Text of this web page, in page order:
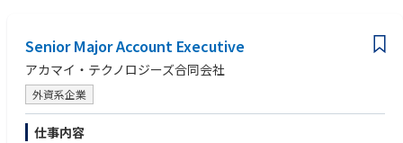
・顧客と緊密に連携してニーズを把握し、目標を達成するためのカスタマ
イズ・ソリューションを作成する。
・調達、ロジスティクス、オペレーション、データ分析各分野において、
キャッシュ、回復力、
成長性の加速的かつ持続可能な改善を実現することでプロジェクト目標
を達成する
Senior Major Account Executive
アカマイ・テクノロジーズ合同会社
外資系企業
仕事内容